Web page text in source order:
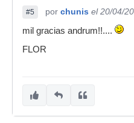
#5 por chunis el 20/04/
mil gracias andrum!!....
FLOR